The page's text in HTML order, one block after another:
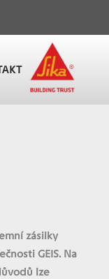
zásilky
GEIS. Na
lze